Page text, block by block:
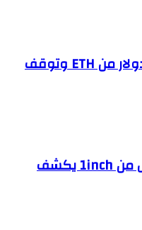
شبكة رونين تخسر 9.8 مليون دولار من ETH وتوقف
رحيل أنتون بوكوف المثير للجدل من 1inch يكشف